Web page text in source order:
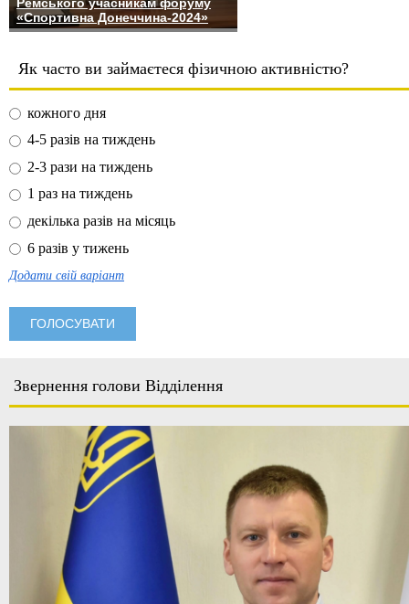
«Спортивна Донеччина-2024»
Як часто ви займаєтеся фізичною активністю?
кожного дня
4-5 разів на тиждень
2-3 рази на тиждень
1 раз на тиждень
декілька разів на місяць
6 разів у тижень
Додати свій варіант
Звернення голови Відділення